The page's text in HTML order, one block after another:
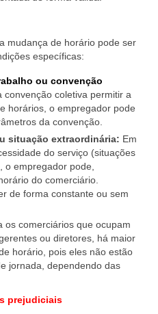
mudança de horário pode ser
específicas:
ou convenção
convenção coletiva permitir a
horários, o empregador pode
da convenção.
situação extraordinária: Em
do serviço (situações
o empregador pode,
do comerciário.
de forma constante ou sem
os comerciários que ocupam
ou diretores, há maior
horário, pois eles não estão
jornada, dependendo das
prejudiciais